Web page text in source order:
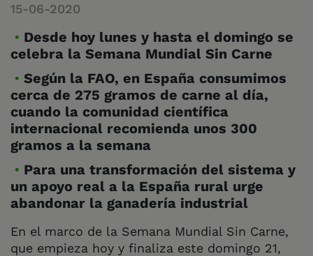
15-06-2020
Desde hoy lunes y hasta el domingo se
celebra la Semana Mundial Sin Carne
Según la FAO, en España consumimos
cerca de 275 gramos de carne al día,
cuando la comunidad científica
internacional recomienda unos 300
gramos a la semana
Para una transformación del sistema y
un apoyo real a la España rural urge
abandonar la ganadería industrial
En el marco de la Semana Mundial Sin Carne,
que empieza hoy y finaliza este domingo 21,